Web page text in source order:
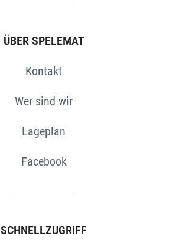
ÜBER SPELEMAT
Kontakt
Wer sind wir
Lageplan
Facebook
SCHNELLZUGRIFF